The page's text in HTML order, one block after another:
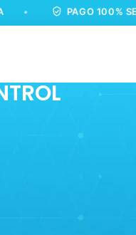
PAGO 100%